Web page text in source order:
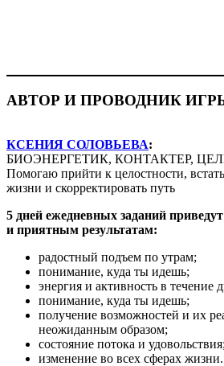
АВТОР И ПРОВОДНИК
КСЕНИЯ СОЛОВЬЕВА:
БИОЭНЕРГЕТИК, КОНТАКТЕР,
Помогаю прийти к целостности,
жизни и скорректировать путь
5 дней ежедневных заданий
и приятным результатам:
радостный подъем по утрам;
понимание, куда ты идешь;
энергия и активность в течение
понимание, куда ты идешь;
получение возможностей и их
неожиданным образом;
состояние потока и удовольствия;
изменение во всех сферах жизни.